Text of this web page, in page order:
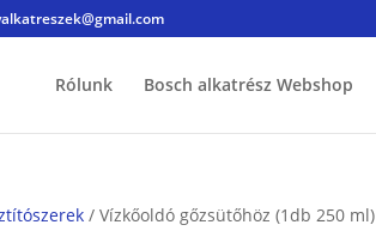
Rólunk Bosch alkatrész Webshop
/ Vízkőoldó gőzsütőhöz (1db 250 ml)